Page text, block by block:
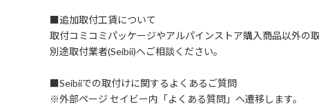
■追加取付工賃について
取付コミコミパッケージやアルパインストア購入商品以外の
別途取付業者(Seibii)へご相談ください。
■Seibiiでの取付けに関するよくあるご質問
※外部ページ セイビー内「よくある質問」へ遷移します。